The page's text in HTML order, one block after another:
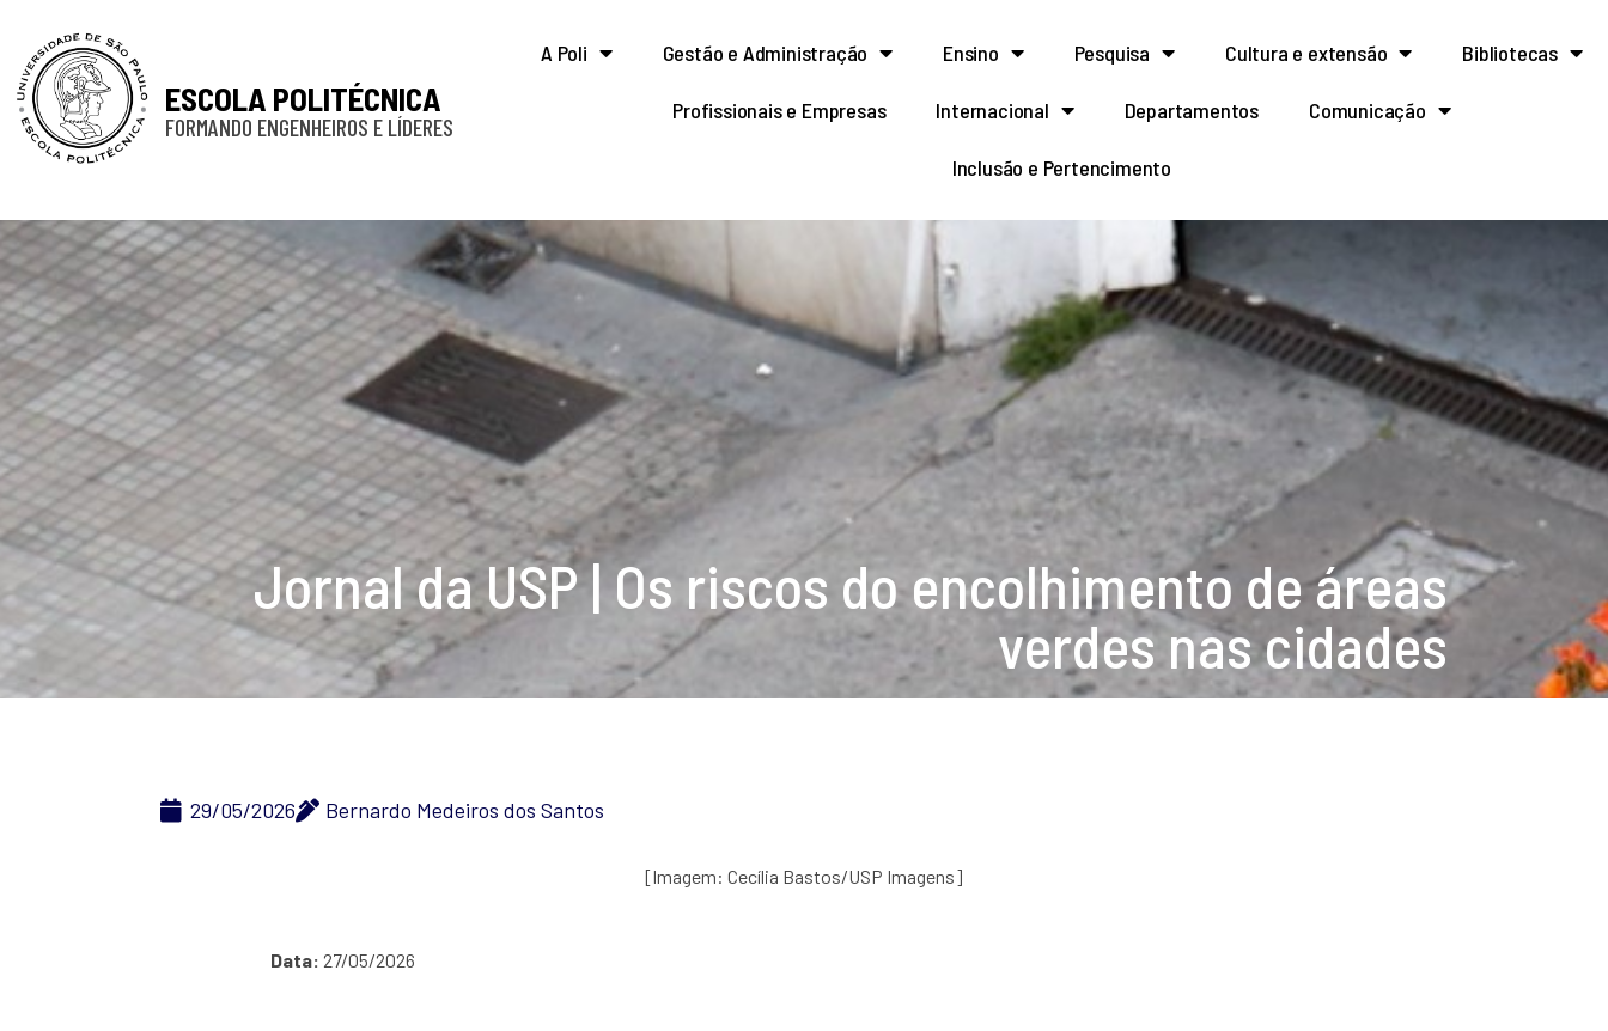
ESCOLA POLITÉCNICA
FORMANDO ENGENHEIROS E LÍDERES
A Poli Gestão e Administração Ensino Pesquisa Cultura e extensão Bibliotecas
Profissionais e Empresas Internacional Departamentos Comunicação
Inclusão e Pertencimento
Jornal da USP | Os riscos do encolhimento de áreas
verdes nas cidades
29/05/2026 Bernardo Medeiros dos Santos
[Imagem: Cecília Bastos/USP Imagens]
Data: 27/05/2026